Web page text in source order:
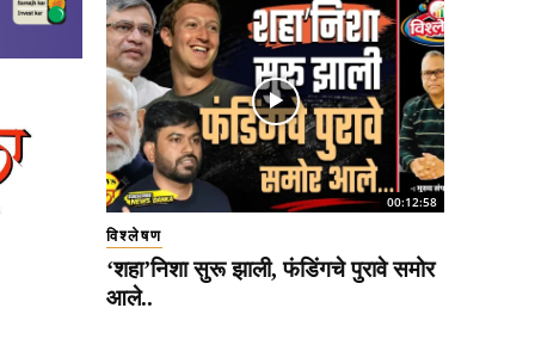
00:12:58
विश्लेषण
‘शहा’निशा सुरू झाली, फंडिंगचे पुरावे समोर
आले..